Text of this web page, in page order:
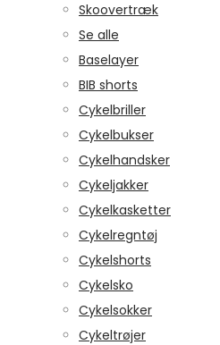
Skoovertræk
Se alle
Baselayer
BIB shorts
Cykelbriller
Cykelbukser
Cykelhandsker
Cykeljakker
Cykelkasketter
Cykelregntøj
Cykelshorts
Cykelsko
Cykelsokker
Cykeltrøjer